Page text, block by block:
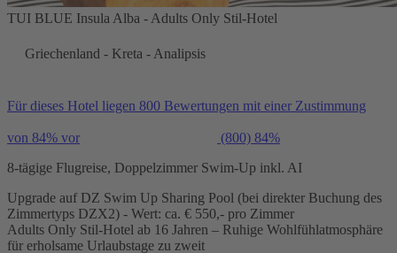
TUI BLUE Insula Alba - Adults Only Stil-Hotel
Griechenland - Kreta - Analipsis
Für dieses Hotel liegen 800 Bewertungen mit einer Zustimmung
von 84% vor (800) 84%
8-tägige Flugreise, Doppelzimmer Swim-Up inkl. AI
Upgrade auf DZ Swim Up Sharing Pool (bei direkter Buchung des
Zimmertyps DZX2) - Wert: ca. € 550,- pro Zimmer
Adults Only Stil-Hotel ab 16 Jahren – Ruhige Wohlfühlatmosphäre
für erholsame Urlaubstage zu zweit